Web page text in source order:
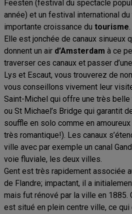
Feesten (festival du spectacle
année) et un festival international
importante croissance du tourisme.
Elle est jonchée de canaux sinueux
donnent un air d’Amsterdam à ce
traverser ces canaux et passer
Lys et Escaut, vous trouverez de
vous conseillons vivement leur
Saint-Michel qui offre une très belle
ou St Michael’s Bridge qui garantit
souffle en solo comme en
très romantique!). Les canaux
ville avec par exemple un canal
voie fluviale, les deux villes.
Gent est très rapidement associée
de Flandre; impactant, il a
mais fut rénové par la ville en 1885.
est situé en plein centre ville, ce